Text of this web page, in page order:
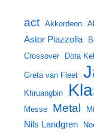
act Akkordeon
Astor Piazzolla
Crossover Dota
Greta van Fleet
Khruangbin
Messe
Metal
Nils Landgren